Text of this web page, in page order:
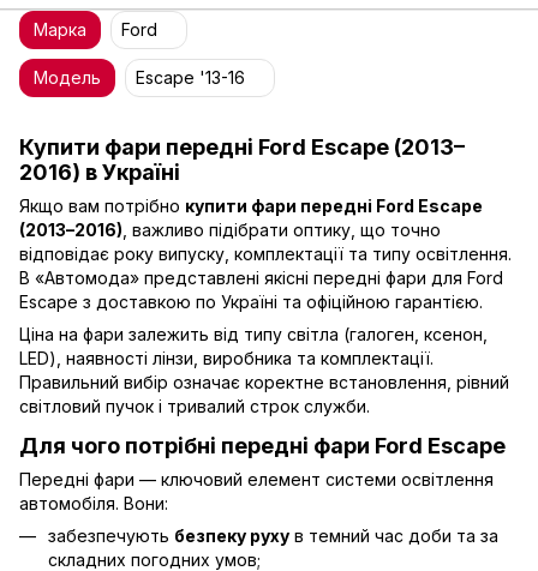
Купити фари передні Ford Escape (2013–
2016) в Україні
Якщо вам потрібно купити фари передні Ford Escape
(2013–2016) , важливо підібрати оптику, що точно
відповідає року випуску, комплектації та типу освітлення.
В «Автомода» представлені якісні передні фари для Ford
Escape з доставкою по Україні та офіційною гарантією.
Ціна на фари залежить від типу світла (галоген, ксенон,
LED), наявності лінзи, виробника та комплектації.
Правильний вибір означає коректне встановлення, рівний
світловий пучок і тривалий строк служби.
Для чого потрібні передні фари Ford Escape
Передні фари — ключовий елемент системи освітлення
автомобіля. Вони:
забезпечують безпеку руху в темний час доби та за
складних погодних умов;
Марка Ford
Модель Escape '13-16